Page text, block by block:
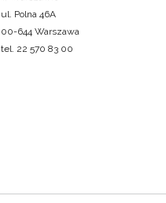
ul. Polna 46A
00-644 Warszawa
tel. 22 570 83 00